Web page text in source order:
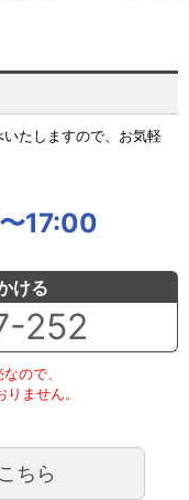
たしますので、お気軽
17:00
ける
252
ので、
ません。
ちら